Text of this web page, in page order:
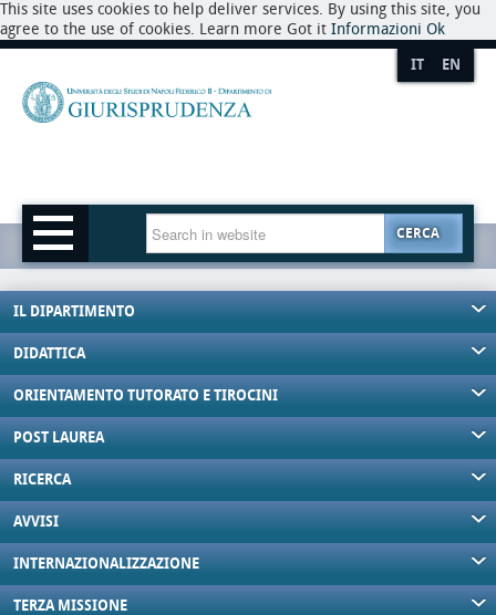
This site uses cookies to help deliver services. By using this site, you
agree to the use of cookies. Learn more Got it Informazioni Ok
IT EN
CERCA
IL DIPARTIMENTO
DIDATTICA
ORIENTAMENTO TUTORATO E TIROCINI
POST LAUREA
RICERCA
AVVISI
INTERNAZIONALIZZAZIONE
TERZA MISSIONE